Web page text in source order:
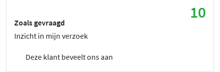
10
Zoals gevraagd
Inzicht in mijn verzoek
Deze klant beveelt ons aan